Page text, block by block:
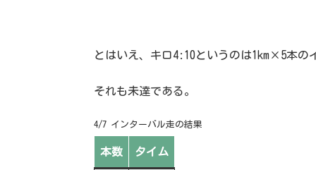
とはいえ、キロ4:10というのは1km×5本の
それも未達である。
4/7 インターバル走の結果
本数 タイム